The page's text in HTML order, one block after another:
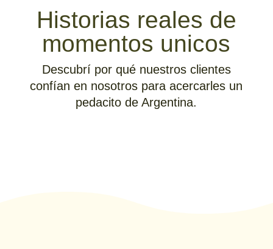
Historias reales de
momentos unicos
Descubrí por qué nuestros clientes
confían en nosotros para acercarles un
pedacito de Argentina.